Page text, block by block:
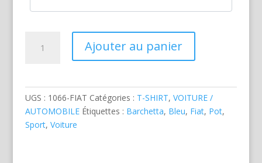
Ajouter au panier
UGS : 1066-FIAT Catégories : T-SHIRT, VOITURE /
AUTOMOBILE Étiquettes : Barchetta, Bleu, Fiat, Pot,
Sport, Voiture